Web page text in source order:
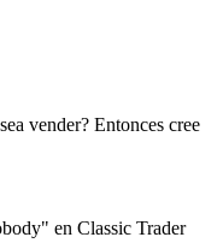
vender? Entonces cree
en Classic Trader